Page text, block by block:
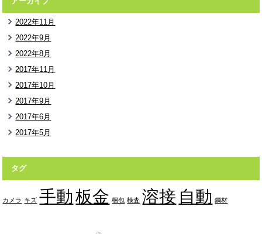
2022年11月
2022年9月
2022年8月
2017年11月
2017年10月
2017年9月
2017年6月
2017年5月
タグ
カメラ キズ 手動板金 梱包 検査 溶接 自動 鋼材